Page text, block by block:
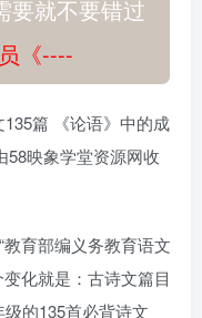
要就不要错过
《----
篇 《论语》中的成
58映象学堂资源网收
育部编义务教育语文
化就是：古诗文篇目
的135首必背诗文